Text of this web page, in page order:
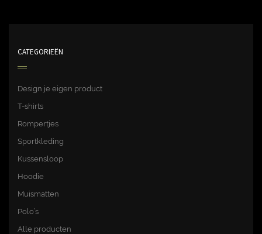
CATEGORIEËN
Design je eigen product
T-shirts
Rompertjes
Sportkleding
Kussensloop
Hoodie
Muismatten
Polo’s
Alle producten